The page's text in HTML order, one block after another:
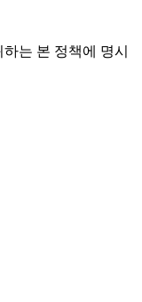
는 본 정책에 명시